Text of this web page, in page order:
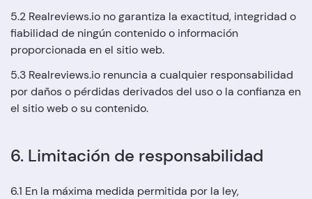
5.2 Realreviews.io no garantiza la exactitud, integridad o
fiabilidad de ningún contenido o información
proporcionada en el sitio web.
5.3 Realreviews.io renuncia a cualquier responsabilidad
por daños o pérdidas derivados del uso o la confianza en
el sitio web o su contenido.
6. Limitación de responsabilidad
6.1 En la máxima medida permitida por la ley,